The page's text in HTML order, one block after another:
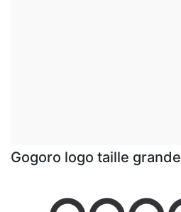
Gogoro logo taille grande